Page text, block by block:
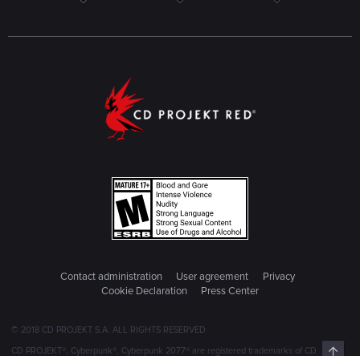
Contact administration User agreement
Privacy
Cookie Declaration
Press Center
© 2018 CD PROJEKT S.A. ALL RIGHTS RESERVED
CD PROJEKT®, Cyberpunk®, Cyberpunk 2077® are registered trademarks of CD
Top